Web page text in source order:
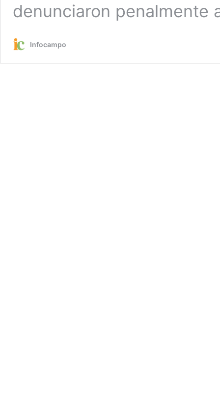
denunciaron penalmente
Infocampo